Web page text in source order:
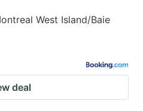
West Island/Baie
deal